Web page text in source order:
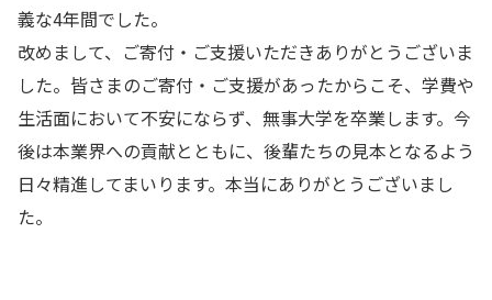
義な4年間でした。
改めまして、ご寄付・ご支援いただきありがとうございま
した。皆さまのご寄付・ご支援があったからこそ、学費や
生活面において不安にならず、無事大学を卒業します。今
後は本業界への貢献とともに、後輩たちの見本となるよう
日々精進してまいります。本当にありがとうございまし
た。